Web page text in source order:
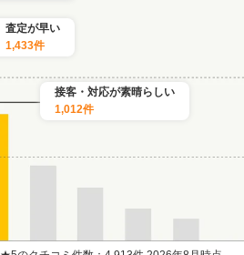
査定が早い
1,433件
接客・対応が素晴らしい
1,012件